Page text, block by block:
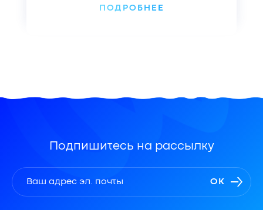
ПОДРОБНЕЕ
Подпишитесь на рассылку
ОК